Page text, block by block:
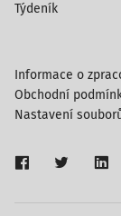
Týdeník
Informace o
Obchodní
Nastavení